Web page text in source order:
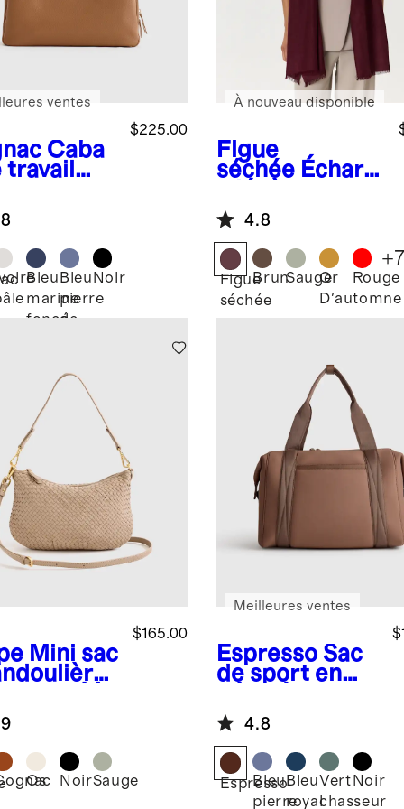
Caba
travail
$225.00
ventes
Bleu
marine
foncé
Bleu
pierre
de
Noir
Figue
séchée Écharp
cachemire et
soie à bords
effilochés
À nouveau disponible
4.8
Figue
séchée
BrunSauge
Or
D'automne
Rouge
+
Mini sac
$165.00
Os NoirSauge
Espresso Sac
de sport en
tous les jours
Meilleures ventes
4.8
Espresso
Bleu
pierre
Bleu
royal
Vert
chasseur
Noir